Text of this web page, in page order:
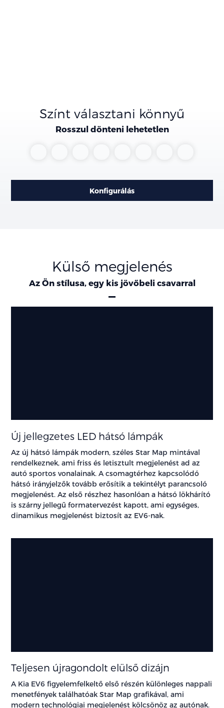
Színt választani könnyű
Rosszul dönteni lehetetlen
Konfigurálás
Külső megjelenés
Az Ön stílusa, egy kis jövőbeli csavarral
Új jellegzetes LED hátsó lámpák
Az új hátsó lámpák modern, széles Star Map mintával
rendelkeznek, ami friss és letisztult megjelenést ad az
autó sportos vonalainak. A csomagtérhez kapcsolódó
hátsó irányjelzők tovább erősítik a tekintélyt parancsoló
megjelenést. Az első részhez hasonlóan a hátsó lökhárító
is szárny jellegű formatervezést kapott, ami egységes,
dinamikus megjelenést biztosít az EV6-nak.
Teljesen újragondolt elülső dizájn
A Kia EV6 figyelemfelkeltő első részén különleges nappali
menetfények találhatóak Star Map grafikával, ami
modern technológiai megjelenést kölcsönöz az autónak.